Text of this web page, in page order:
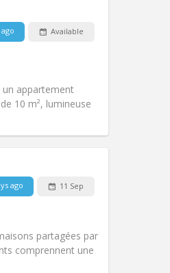
Available
un appartement
10 m², lumineuse
community
ago 11 Sep
partagées par
comprennent une
calm